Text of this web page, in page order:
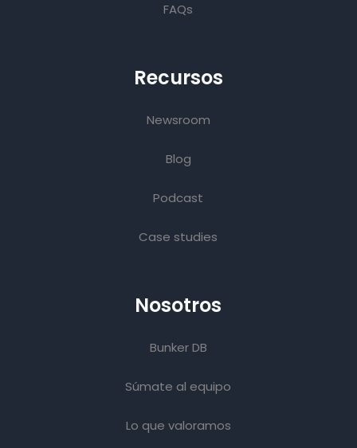
FAQs
Recursos
Newsroom
Blog
Podcast
Case studies
Nosotros
Bunker DB
Súmate al equipo
Lo que valoramos